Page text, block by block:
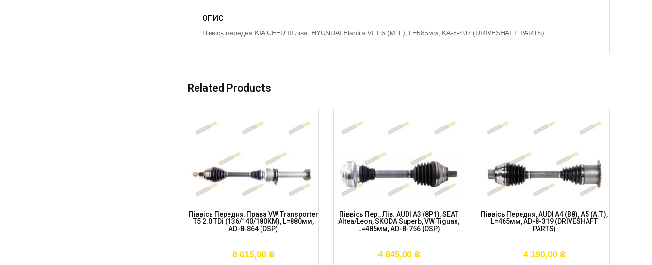
ОПИС
Піввісь передня KIA CEED III ліва, HYUNDAI Elantra VI 1.6 (M.T.), L=685мм, KA-8-407 (DRIVESHAFT PARTS)
Related Products
Піввісь Передня, Права VW Transporter
T5 2.0 TDi (136/140/180KM), L=880мм,
AD-8-864 (DSP)
8 015,00 ₴
Піввісь Пер., Лів. AUDI A3 (8P1), SEAT
Altea/Leon, SKODA Superb, VW Tiguan,
L=485мм, AD-8-756 (DSP)
4 845,00 ₴
Піввісь Передня, AUDI A4 (B8), A5 (A.T.),
L=465мм, AD-8-319 (DRIVESHAFT
PARTS)
4 190,00 ₴